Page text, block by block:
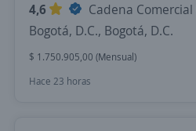
4,6
Cadena
Bogotá, D.C., Bogotá, D.C.
$ 1.750.905,00 (Mensual)
Hace 23 horas